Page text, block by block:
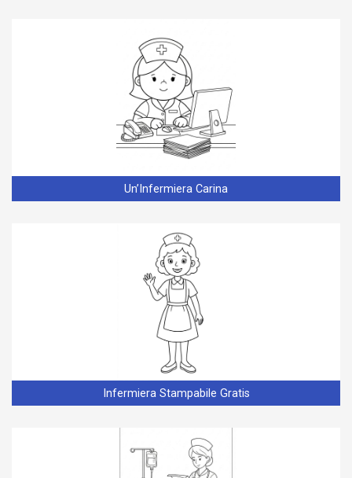
Un’Infermiera Carina
Infermiera Stampabile Gratis